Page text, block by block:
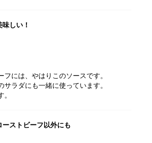
味しい！
フには、やはりこのソースです。
サラダにも一緒に使っています。
。
ーストビーフ以外にも